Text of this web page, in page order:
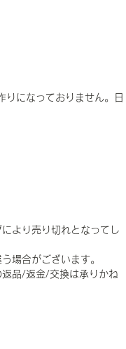
りになっておりません。日
より売り切れとなってし
場合がございます。
品/返金/交換は承りかね